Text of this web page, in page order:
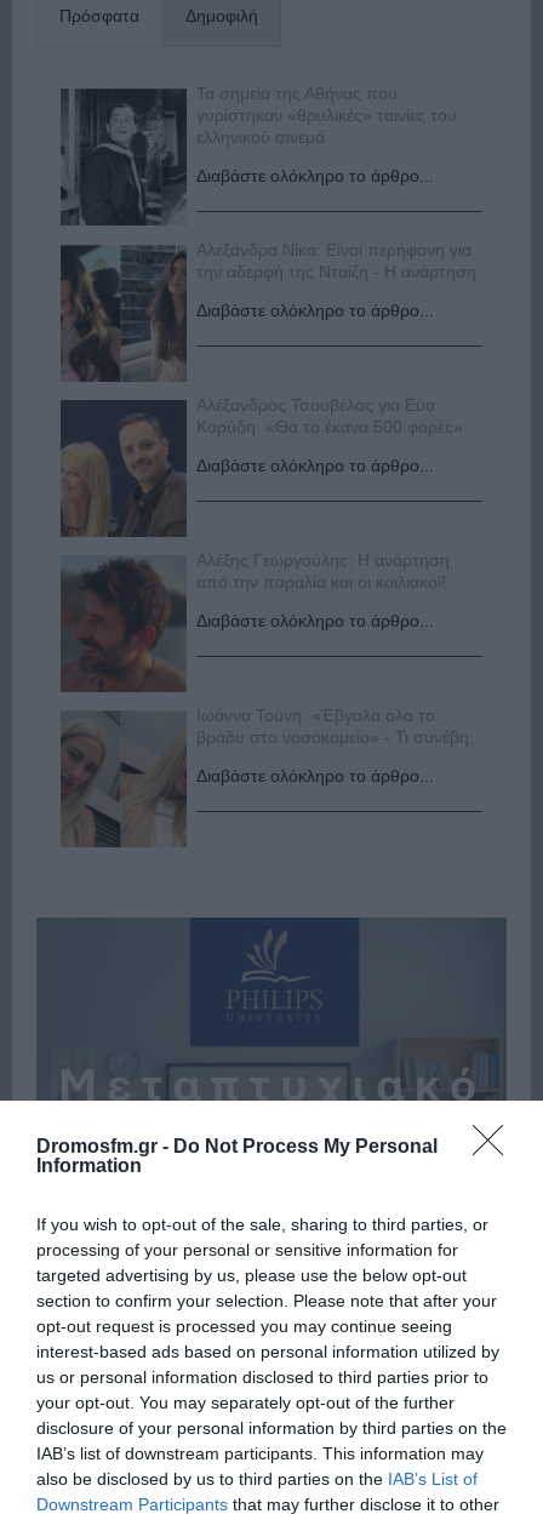
Dromosfm.gr - Do Not Process My Personal
Information
If you wish to opt-out of the sale, sharing to third parties, or
processing of your personal or sensitive information for
targeted advertising by us, please use the below opt-out
section to confirm your selection. Please note that after your
opt-out request is processed you may continue seeing
interest-based ads based on personal information utilized by
us or personal information disclosed to third parties prior to
your opt-out. You may separately opt-out of the further
disclosure of your personal information by third parties on the
IAB’s list of downstream participants. This information may
also be disclosed by us to third parties on the IAB’s List of
Downstream Participants that may further disclose it to other
Πρόσφατα Δημοφιλή
Τα σημεία της Αθήνας που
γυρίστηκαν «θρυλικές» ταινίες του
ελληνικού σινεμά
Διαβάστε ολόκληρο το άρθρο...
Αλεξάνδρα Νίκα: Είναι περήφανη για
την αδερφή της Νταίζη - Η ανάρτηση
Διαβάστε ολόκληρο το άρθρο...
Αλέξανδρος Τσουβέλας για Εύα
Καρύδη: «Θα το έκανα 500 φορές»
Διαβάστε ολόκληρο το άρθρο...
Αλέξης Γεωργούλης: Η ανάρτηση
από την παραλία και οι κοιλιακοί!
Διαβάστε ολόκληρο το άρθρο...
Ιωάννα Τούνη: «Έβγαλα όλο το
βράδυ στο νοσοκομείο» - Τι συνέβη;
Διαβάστε ολόκληρο το άρθρο...
Πρόσφατα Δημοφιλή